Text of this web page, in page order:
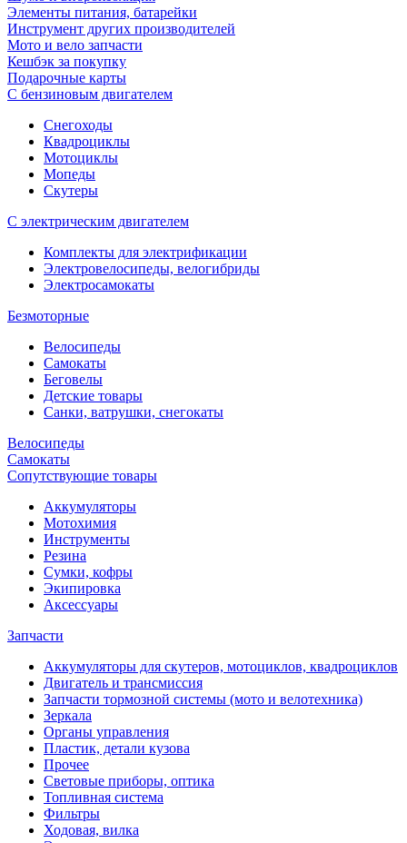
Элементы питания, батарейки
Инструмент других производителей
Мото и вело запчасти
Кешбэк за покупку
Подарочные карты
С бензиновым двигателем
Снегоходы
Квадроциклы
Мотоциклы
Мопеды
Скутеры
С электрическим двигателем
Комплекты для электрификации
Электровелосипеды, велогибриды
Электросамокаты
Безмоторные
Велосипеды
Самокаты
Беговелы
Детские товары
Санки, ватрушки, снегокаты
Велосипеды
Самокаты
Сопутствующие товары
Аккумуляторы
Мотохимия
Инструменты
Резина
Сумки, кофры
Экипировка
Аксессуары
Запчасти
Аккумуляторы для скутеров, мотоциклов, квадроциклов
Двигатель и трансмиссия
Запчасти тормозной системы (мото и велотехника)
Зеркала
Органы управления
Пластик, детали кузова
Прочее
Световые приборы, оптика
Топливная система
Фильтры
Ходовая, вилка